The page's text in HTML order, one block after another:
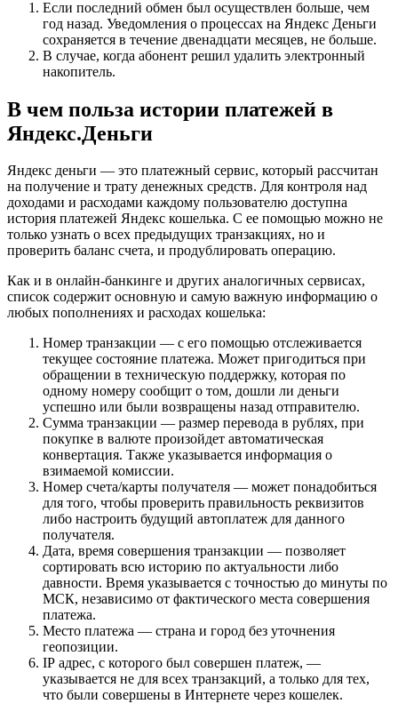
Если последний обмен был осуществлен больше, чем
год назад. Уведомления о процессах на Яндекс Деньги
сохраняется в течение двенадцати месяцев, не больше.
В случае, когда абонент решил удалить электронный
накопитель.
В чем польза истории платежей в
Яндекс.Деньги
Яндекс деньги — это платежный сервис, который рассчитан
на получение и трату денежных средств. Для контроля над
доходами и расходами каждому пользователю доступна
история платежей Яндекс кошелька. С ее помощью можно не
только узнать о всех предыдущих транзакциях, но и
проверить баланс счета, и продублировать операцию.
Как и в онлайн-банкинге и других аналогичных сервисах,
список содержит основную и самую важную информацию о
любых пополнениях и расходах кошелька:
Номер транзакции — с его помощью отслеживается
текущее состояние платежа. Может пригодиться при
обращении в техническую поддержку, которая по
одному номеру сообщит о том, дошли ли деньги
успешно или были возвращены назад отправителю.
Сумма транзакции — размер перевода в рублях, при
покупке в валюте произойдет автоматическая
конвертация. Также указывается информация о
взимаемой комиссии.
Номер счета/карты получателя — может понадобиться
для того, чтобы проверить правильность реквизитов
либо настроить будущий автоплатеж для данного
получателя.
Дата, время совершения транзакции — позволяет
сортировать всю историю по актуальности либо
давности. Время указывается с точностью до минуты по
МСК, независимо от фактического места совершения
платежа.
Место платежа — страна и город без уточнения
геопозиции.
IР адрес, с которого был совершен платеж, —
указывается не для всех транзакций, а только для тех,
что были совершены в Интернете через кошелек.